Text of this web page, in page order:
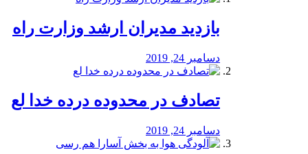
بازدید مدیران ارشد وزارت راه
دسامبر 24, 2019
تصادف در محدوده درده خدا لع
دسامبر 24, 2019